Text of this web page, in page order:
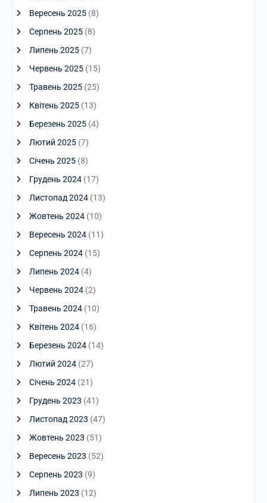
Вересень 2025(8)
Серпень 2025(8)
Липень 2025(7)
Червень 2025(15)
Травень 2025(25)
Квітень 2025(13)
Березень 2025(4)
Лютий 2025(7)
Січень 2025(8)
Грудень 2024(17)
Листопад 2024(13)
Жовтень 2024(10)
Вересень 2024(11)
Серпень 2024(15)
Липень 2024(4)
Червень 2024(2)
Травень 2024(10)
Квітень 2024(16)
Березень 2024(14)
Лютий 2024(27)
Січень 2024(21)
Грудень 2023 (41)
Листопад 2023 (47)
Жовтень 2023 (51)
Вересень 2023 (52)
Серпень 2023 (9)
Липень 2023 (12)